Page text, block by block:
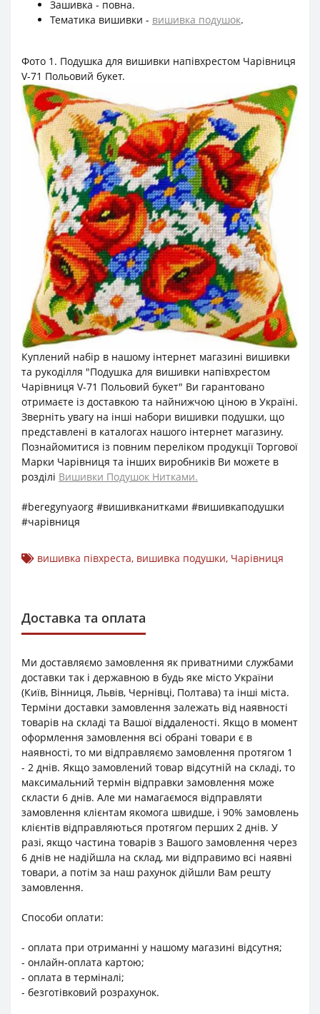
Зашивка - повна.
Тематика вишивки - вишивка подушок.
Фото 1. Подушка для вишивки напівхрестом Чарівниця
V-71 Польовий букет.
Куплений набір в нашому інтернет магазині вишивки
та рукоділля "Подушка для вишивки напівхрестом
Чарівниця V-71 Польовий букет" Ви гарантовано
отримаєте із доставкою та найнижчою ціною в Україні.
Зверніть увагу на інші набори вишивки подушки, що
представлені в каталогах нашого інтернет магазину.
Познайомитися із повним переліком продукції Торгової
Марки Чарівниця та інших виробників Ви можете в
розділі Вишивки Подушок Нитками.
#beregynyaorg #вишивканитками #вишивкаподушки
#чарівниця
вишивка півхреста, вишивка подушки, Чарівниця
Доставка та оплата
Ми доставляємо замовлення як приватними службами
доставки так і державною в будь яке місто України
(Київ, Вінниця, Львів, Чернівці, Полтава) та інші міста.
Терміни доставки замовлення залежать від наявності
товарів на складі та Вашої віддаленості. Якщо в момент
оформлення замовлення всі обрані товари є в
наявності, то ми відправляємо замовлення протягом 1
- 2 днів. Якщо замовлений товар відсутній на складі, то
максимальний термін відправки замовлення може
скласти 6 днів. Але ми намагаємося відправляти
замовлення клієнтам якомога швидше, і 90% замовлень
клієнтів відправляються протягом перших 2 днів. У
разі, якщо частина товарів з Вашого замовлення через
6 днів не надійшла на склад, ми відправимо всі наявні
товари, а потім за наш рахунок дійшли Вам решту
замовлення.
Способи оплати:
- оплата при отриманні у нашому магазині відсутня;
- онлайн-оплата картою;
- оплата в терміналі;
- безготівковий розрахунок.